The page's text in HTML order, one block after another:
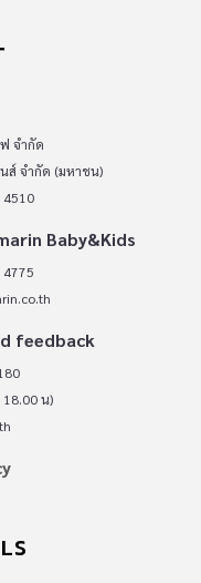
จำกัด
ส์ จำกัด (มหาชน)
4510
Baby&Kids
feedback
18.00 น)